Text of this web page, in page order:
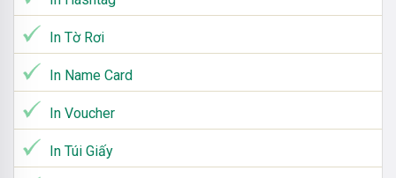
In Tờ Rơi
In Name Card
In Voucher
In Túi Giấy